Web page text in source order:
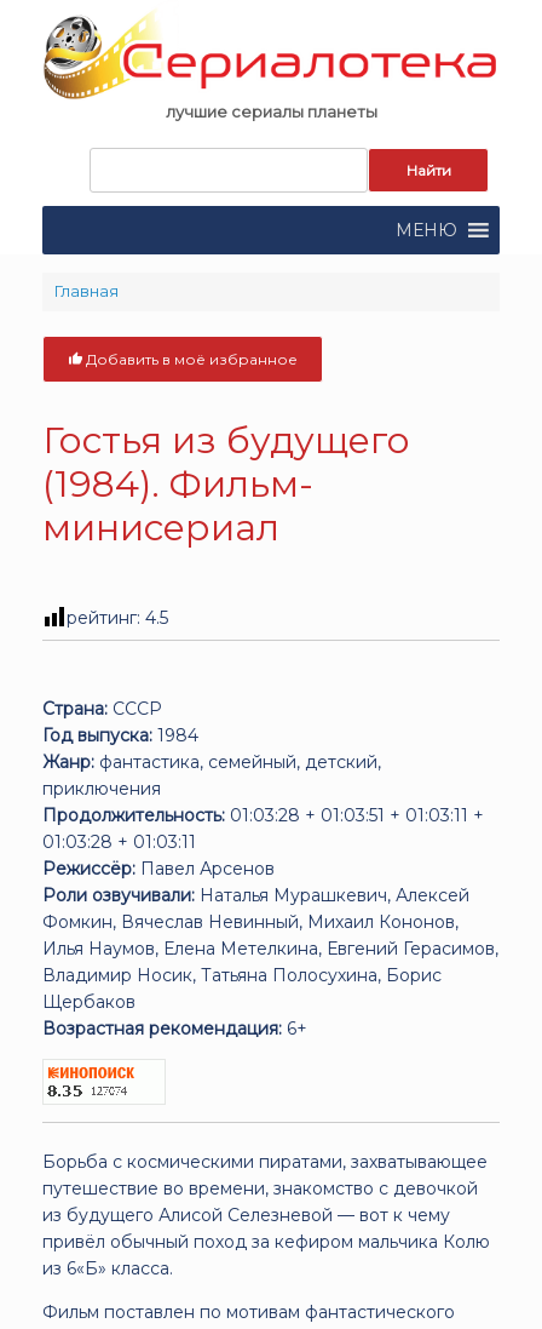
content
лучшие сериалы планеты
поиска:
МЕНЮ
Главная
Добавить в моё избранное
Гостья из будущего
(1984). Фильм-
минисериал
рейтинг: 4.5
Страна: СССР
Год выпуска: 1984
Жанр: фантастика, семейный, детский,
приключения
Продолжительность: 01:03:28 + 01:03:51 + 01:03:11 +
01:03:28 + 01:03:11
Режиссёр: Павел Арсенов
Роли озвучивали: Наталья Мурашкевич, Алексей
Фомкин, Вячеслав Невинный, Михаил Кононов,
Илья Наумов, Елена Метелкина, Евгений Герасимов,
Владимир Носик, Татьяна Полосухина, Борис
Щербаков
Возрастная рекомендация: 6+
Борьба с космическими пиратами, захватывающее
путешествие во времени, знакомство с девочкой
из будущего Алисой Селезневой — вот к чему
привёл обычный поход за кефиром мальчика Колю
из 6«Б» класса.
Фильм поставлен по мотивам фантастического